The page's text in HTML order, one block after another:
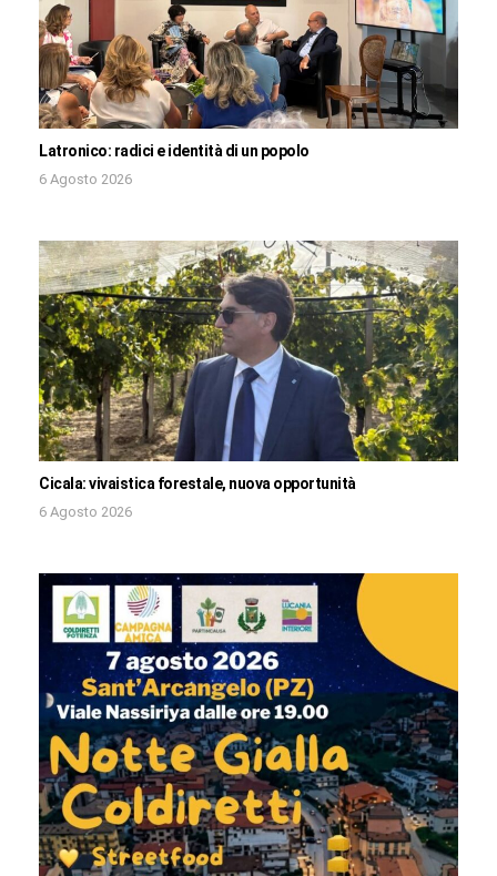
Latronico: radici e identità di un popolo
6 Agosto 2026
Cicala: vivaistica forestale, nuova opportunità
6 Agosto 2026